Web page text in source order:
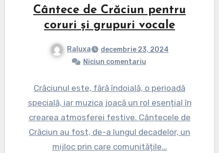
Cântece de Crăciun pentru
coruri și grupuri vocale
Raluxa
decembrie 23, 2024
Niciun comentariu
Crăciunul este, fără îndoială, o perioadă
specială, iar muzica joacă un rol esențial în
crearea atmosferei festive. Cântecele de
Crăciun au fost, de-a lungul decadelor, un
mijloc prin care comunitățile…